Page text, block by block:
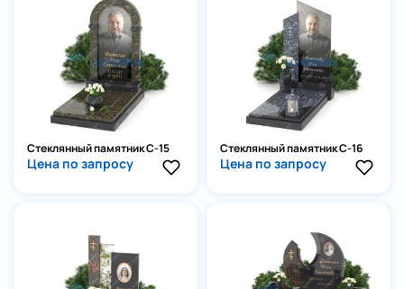
Стеклянный памятник С-15
Цена по запросу
Стеклянный памятник С-16
Цена по запросу